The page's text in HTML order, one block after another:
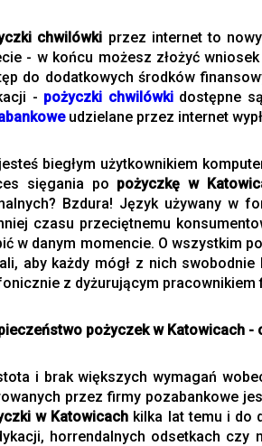
chwilówki przez internet to
- w końcu możesz złożyć
do dodatkowych środków
- pożyczki chwilówkidostępne
udzielane przez internet
biegłym użytkownikiem
sięgania po pożyczkę w
Bzdura! Język używany w
czasu przeciętnemu
w danym momencie. O wszystkim
aby każdy mógł z nich
z dyżurującym pracownikiem
pożyczek w Katowicach -
i brak większych wymagań
przez firmy pozabankowe
w Katowicach kilka lat temu i do
horrendalnych odsetkach czy